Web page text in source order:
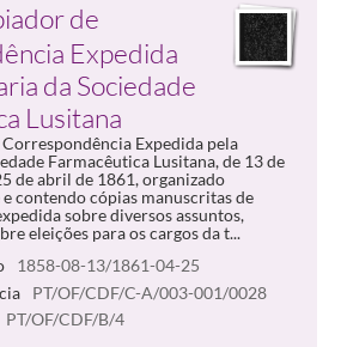
de
Expedida
da Sociedade
Lusitana
Expedida pela
Farmacêutica Lusitana, de 13 de
de abril de 1861, organizado
contendo cópias manuscritas de
sobre diversos assuntos,
eleições para os cargos da t...
1858-08-13/1861-04-25
PT/OF/CDF/C-A/003-001/0028
PT/OF/CDF/B/4